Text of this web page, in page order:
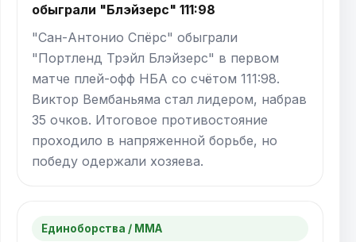
обыграли "Блэйзерс" 111:98
"Сан-Антонио Спёрс" обыграли
"Портленд Трэйл Блэйзерс" в первом
матче плей-офф НБА со счётом 111:98.
Виктор Вембаньяма стал лидером, набрав
35 очков. Итоговое противостояние
проходило в напряженной борьбе, но
победу одержали хозяева.
Единоборства / ММА